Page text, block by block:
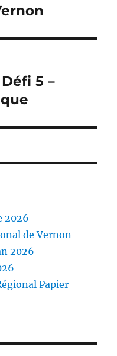
5 –
2026
de Vernon
2026
Papier